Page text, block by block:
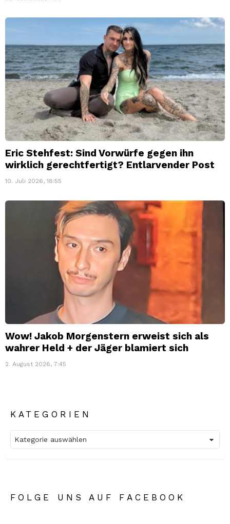
Eric Stehfest: Sind Vorwürfe gegen ihn
wirklich gerechtfertigt? Entlarvender Post
10. Juli 2026, 18:55
Wow! Jakob Morgenstern erweist sich als
wahrer Held + der Jäger blamiert sich
2. August 2026, 7:45
KATEGORIEN
FOLGE UNS AUF FACEBOOK